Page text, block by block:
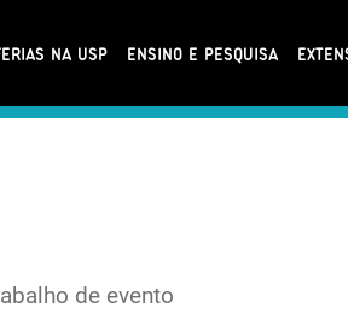
NA USP ENSINO E PESQUISA
de evento